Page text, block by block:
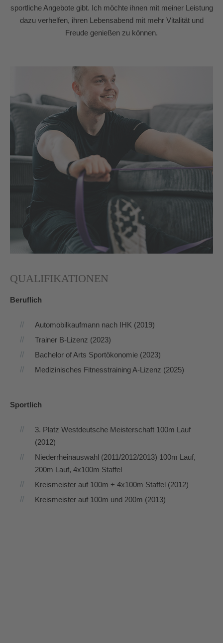
sportliche Angebote gibt. Ich möchte ihnen mit meiner Leistung
dazu verhelfen, ihren Lebensabend mit mehr Vitalität und
Freude genießen zu können.
QUALIFIKATIONEN
Beruflich
Automobilkaufmann nach IHK (2019)
Trainer B-Lizenz (2023)
Bachelor of Arts Sportökonomie (2023)
Medizinisches Fitnesstraining A-Lizenz (2025)
Sportlich
3. Platz Westdeutsche Meisterschaft 100m Lauf
(2012)
Niederrheinauswahl (2011/2012/2013) 100m Lauf,
200m Lauf, 4x100m Staffel
Kreismeister auf 100m + 4x100m Staffel (2012)
Kreismeister auf 100m und 200m (2013)